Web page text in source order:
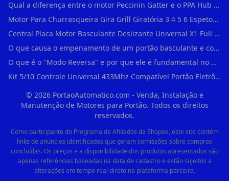
Qual a diferença entre o motor Peccinin Gatter e o PPA Hub em Vila Romana?
Motor Para Churrasqueira Gira Grill Giratória 3 4 5 6 Espetos Gme Maxtorque Bivo em Cidade Dutra
Central Placa Motor Basculante Deslizante Universal X1 Full Range 433mhz em Vila Prudente
O que causa o empenamento de um portão basculante e como evitar em Campo Belo?
O que é o "Modo Reversa" e por que ele é fundamental no dia a dia em Itapevi?
Kit 5/10 Controle Universal 433Mhz Compatível Portão Eletrônico Garagem Residenc em Pinheiros
© 2026PortaoAutomatico.com - Venda, Instalação e
Manutenção de Motores para Portão. Todos os direitos
reservados.
Como participante do Programa de Afiliados da Shopee, este site contém
links de anúncios identificados que geram comissões sobre compras
concluídas. Os preços e a disponibilidade dos produtos apresentados são
apenas referências baseadas na data de cadastro e estão sujeitos a
alterações em tempo real direto na plataforma parceira.